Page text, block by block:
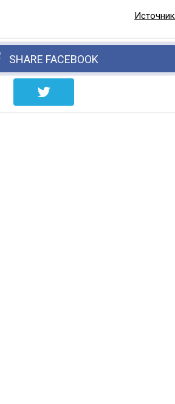
Источник
SHARE FACEBOOK